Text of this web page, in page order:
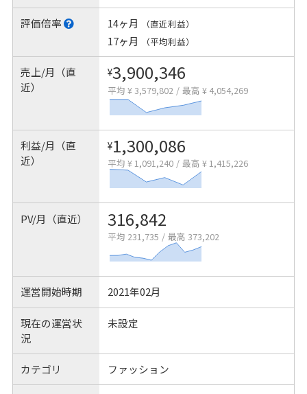
評価倍率 14ヶ月 （直近利益）
17ヶ月 （平均利益）
売上/月（直
近）
¥3,900,346
平均 ¥ 3,579,802 / 最高 ¥ 4,054,269
利益/月（直
近）
¥1,300,086
平均 ¥ 1,091,240 / 最高 ¥ 1,415,226
PV/月（直近） 316,842
平均 231,735 / 最高 373,202
運営開始時期 2021年02月
現在の運営状
況
未設定
カテゴリ ファッション